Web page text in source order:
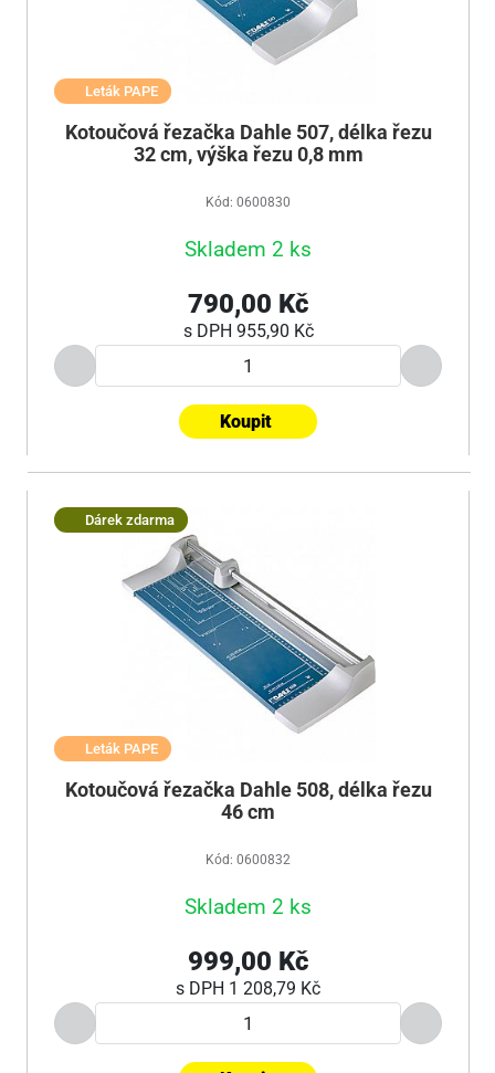
Leták PAPE
Kotoučová řezačka Dahle 507, délka řezu
32 cm, výška řezu 0,8 mm
Kód: 0600830
Skladem 2 ks
790,00 Kč
s DPH 955,90 Kč
Koupit
Dárek zdarma
Leták PAPE
Kotoučová řezačka Dahle 508, délka řezu
46 cm
Kód: 0600832
Skladem 2 ks
999,00 Kč
s DPH 1 208,79 Kč